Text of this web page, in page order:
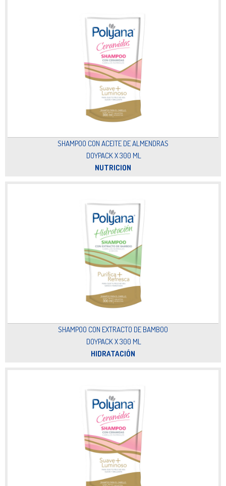
SHAMPOO CON ACEITE DE ALMENDRAS
DOYPACK X 300 ML
NUTRICION
SHAMPOO CON EXTRACTO DE BAMBOO
DOYPACK X 300 ML
HIDRATACIÓN